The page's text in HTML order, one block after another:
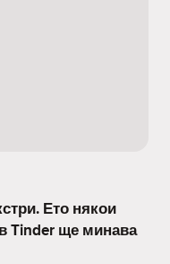
Ето някои
Tinder ще минава